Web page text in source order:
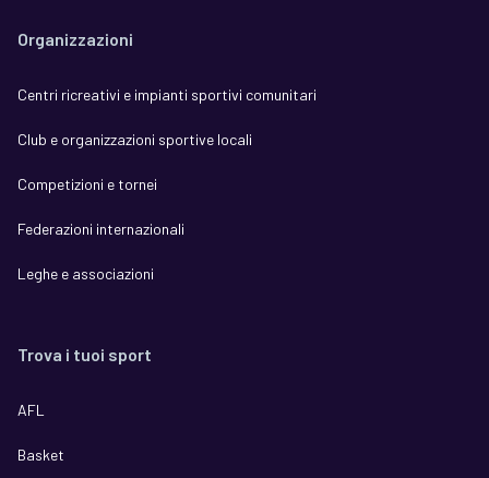
Organizzazioni
Centri ricreativi e impianti sportivi comunitari
Club e organizzazioni sportive locali
Competizioni e tornei
Federazioni internazionali
Leghe e associazioni
Trova i tuoi sport
AFL
Basket